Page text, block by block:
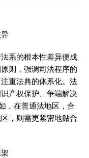
系的根本性差异便成
则，强调司法程序的
重法典的体系化。法
产权保护、争端解决
，在普通法地区，合
，则需更紧密地贴合